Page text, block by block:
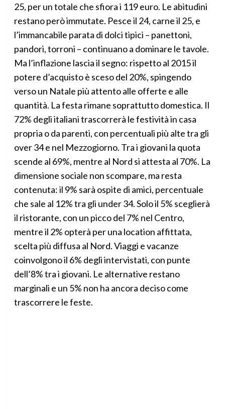
25, per un totale che sfiora i 119 euro. Le abitudini
restano però immutate. Pesce il 24, carne il 25, e
l’immancabile parata di dolci tipici – panettoni,
pandori, torroni – continuano a dominare le tavole.
Ma l’inflazione lascia il segno: rispetto al 2015 il
potere d’acquisto è sceso del 20%, spingendo
verso un Natale più attento alle offerte e alle
quantità. La festa rimane soprattutto domestica. Il
72% degli italiani trascorrerà le festività in casa
propria o da parenti, con percentuali più alte tra gli
over 34 e nel Mezzogiorno. Tra i giovani la quota
scende al 69%, mentre al Nord si attesta al 70%. La
dimensione sociale non scompare, ma resta
contenuta: il 9% sarà ospite di amici, percentuale
che sale al 12% tra gli under 34. Solo il 5% sceglierà
il ristorante, con un picco del 7% nel Centro,
mentre il 2% opterà per una location affittata,
scelta più diffusa al Nord. Viaggi e vacanze
coinvolgono il 6% degli intervistati, con punte
dell’8% tra i giovani. Le alternative restano
marginali e un 5% non ha ancora deciso come
trascorrere le feste.